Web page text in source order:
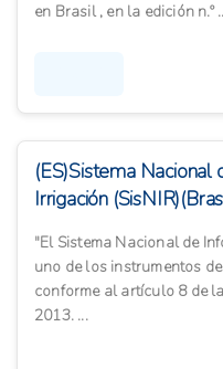
en Brasil , en la edición n.º
(ES)Sistema
Irrigación
"El Sistema Nacional de
uno de los instrumentos
conforme al artículo 8 de
2013. ...